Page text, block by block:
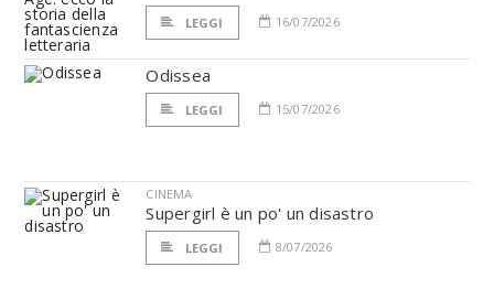
LEGGI 16/07/2026
Odissea
LEGGI 15/07/2026
CINEMA
Supergirl è un po' un disastro
LEGGI 8/07/2026